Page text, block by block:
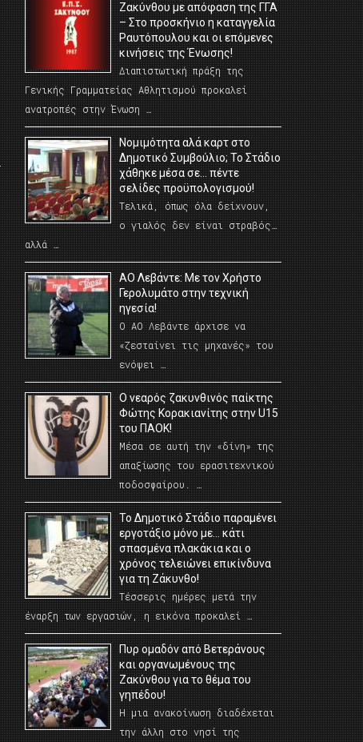
Ζακύνθου με απόφαση της ΓΓΑ
– Στο προσκήνιο η καταγγελία
Ραυτόπουλου και οι επόμενες
κινήσεις της Ένωσης!
Διαπιστωτική πράξη της
Γενικής Γραμματείας Αθλητισμού προκαλεί
ανατροπές στην Ένωση …
Νομιμότητα αλά καρτ στο
Δημοτικό Συμβούλιο; Το Στάδιο
χάθηκε μέσα σε… πέντε
σελίδες προϋπολογισμού!
Τελικά, όπως όλα δείχνουν,
ο γιαλός δεν είναι στραβός…
αλλά …
ΑΟ Λεβάντε: Με τον Χρήστο
Γερολυμάτο στην τεχνική
ηγεσία!
Ο ΑΟ Λεβάντε άρχισε να
«ζεσταίνει τις μηχανές» του
ενόψει …
O νεαρός ζακυνθινός παίκτης
Φώτης Κορακιανίτης στην U15
του ΠΑΟΚ!
Μέσα σε αυτή την «δίνη» της
απαξίωσης του ερασιτεχνικού
ποδοσφαίρου. …
Το Δημοτικό Στάδιο παραμένει
εργοτάξιο μόνο με… κάτι
σπασμένα πλακάκια και ο
χρόνος τελειώνει επικίνδυνα
για τη Ζάκυνθο!
Τέσσερις ημέρες μετά την
έναρξη των εργασιών, η εικόνα προκαλεί …
Πυρ ομαδόν από Βετεράνους
και οργανωμένους της
Ζακύνθου για το θέμα του
γηπέδου!
Η μια ανακοίνωση διαδέχεται
την άλλη στο νησί της